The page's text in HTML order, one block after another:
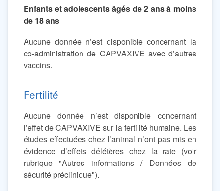
Enfants et adolescents âgés de 2 ans à moins
de 18 ans
Aucune donnée n’est disponible concernant la
co-administration de CAPVAXIVE avec d’autres
vaccins.
Fertilité
Aucune donnée n’est disponible concernant
l’effet de CAPVAXIVE sur la fertilité humaine. Les
études effectuées chez l’animal n’ont pas mis en
évidence d’effets délétères chez la rate (voir
rubrique "Autres informations / Données de
sécurité préclinique").